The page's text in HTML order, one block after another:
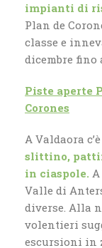
impianti di
Plan de
classe e
dicembre
Piste aperte
Corones
A Valdaora
slittino,
in ciaspole.
Valle di
diverse. Alla
volentieri
escursioni in